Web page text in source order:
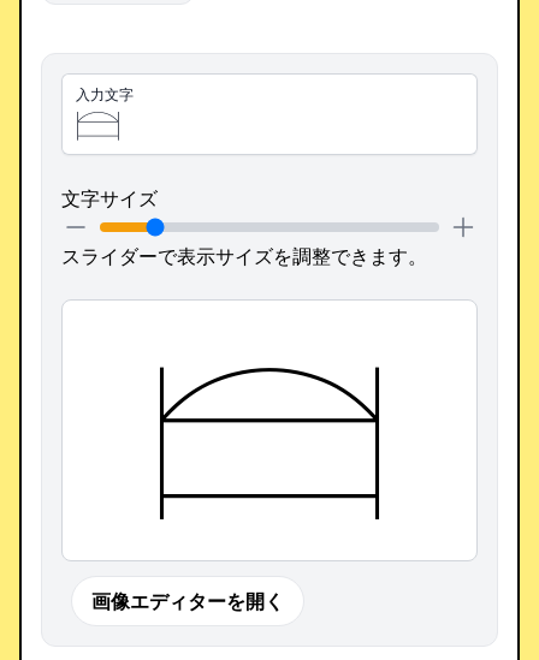
入力文字
文字サイズ
スライダーで表示サイズを調整できます。
𓊭
画像エディターを開く